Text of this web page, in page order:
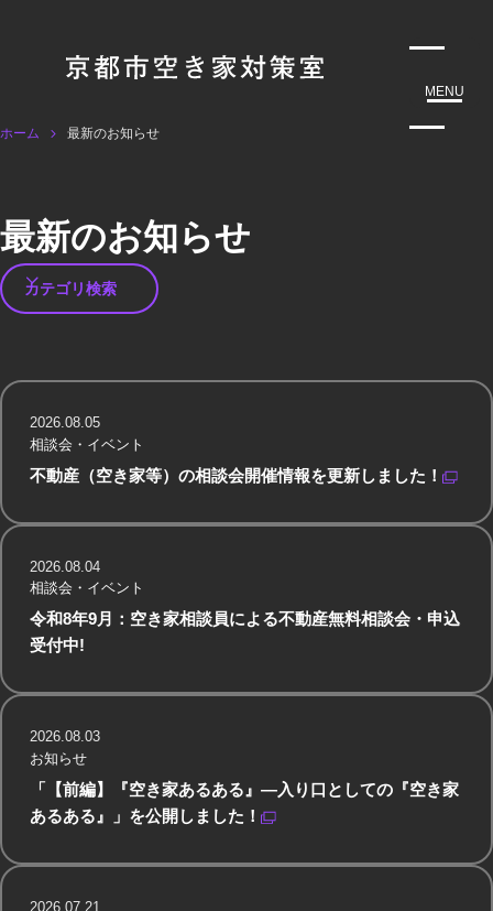
MENU
ホーム 最新のお知らせ
最新のお知らせ
不動産（空き家等）の相談会開催情報を更新しました！
2026.08.05
相談会・イベント
令和8年9月：空き家相談員による不動産無料相談会・申込
受付中!
2026.08.04
相談会・イベント
「【前編】『空き家あるある』—入り口としての『空き家
あるある』」を公開しました！
2026.08.03
お知らせ
2026.07.21